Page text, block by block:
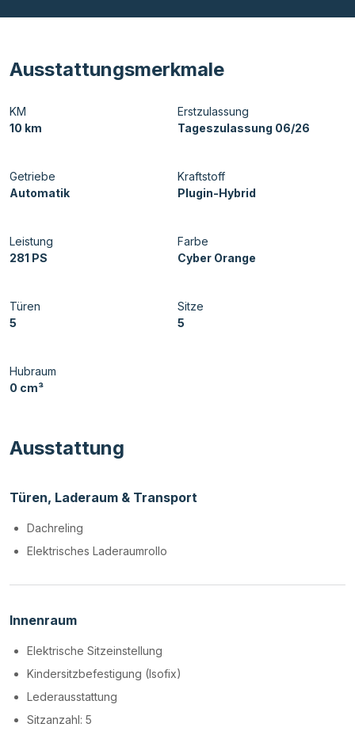
Ausstattungsmerkmale
KM
10 km
Erstzulassung
Tageszulassung 06/26
Getriebe
Automatik
Kraftstoff
Plugin-Hybrid
Leistung
281 PS
Farbe
Cyber Orange
Türen
5
Sitze
5
Hubraum
0 cm³
Ausstattung
Türen, Laderaum & Transport
Dachreling
Elektrisches Laderaumrollo
Innenraum
Elektrische Sitzeinstellung
Kindersitzbefestigung (Isofix)
Lederausstattung
Sitzanzahl: 5